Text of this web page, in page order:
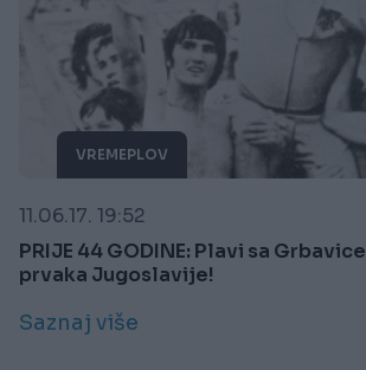
VREMEPLOV
11.06.17. 19:52
PRIJE 44 GODINE: Plavi sa
prvaka Jugoslavije!
Saznaj više